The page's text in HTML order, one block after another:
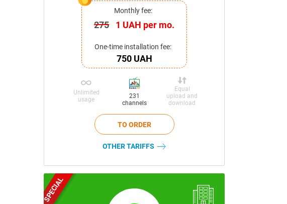
Monthly fee:
275 1 UAH per mo.
One-time installation fee:
750 UAH
Unlimited
usage
231
channels
Equal
upload and
download
OTHER TARIFFS
SPECIAL